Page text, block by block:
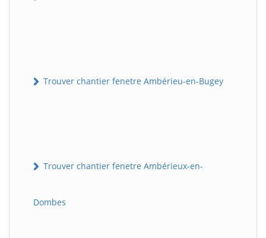
Trouver chantier fenetre Ambérieu-en-Bugey
Trouver chantier fenetre Ambérieux-en-
Dombes